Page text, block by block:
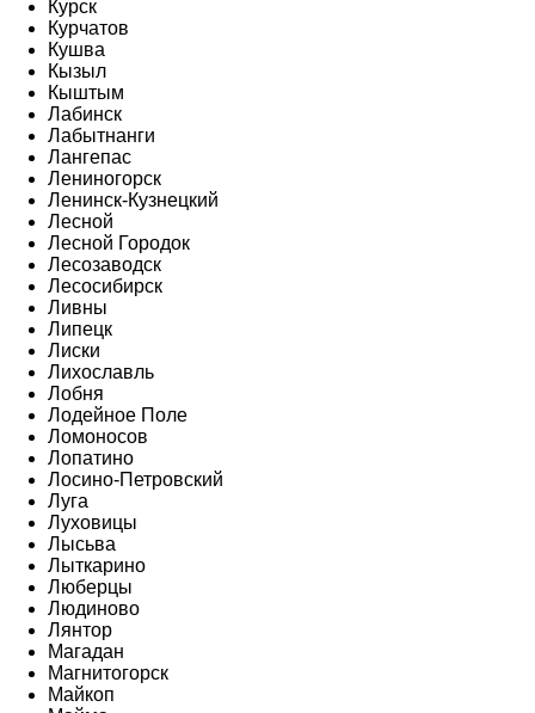
Курск
Курчатов
Кушва
Кызыл
Кыштым
Лабинск
Лабытнанги
Лангепас
Лениногорск
Ленинск-Кузнецкий
Лесной
Лесной Городок
Лесозаводск
Лесосибирск
Ливны
Липецк
Лиски
Лихославль
Лобня
Лодейное Поле
Ломоносов
Лопатино
Лосино-Петровский
Луга
Луховицы
Лысьва
Лыткарино
Люберцы
Людиново
Лянтор
Магадан
Магнитогорск
Майкоп